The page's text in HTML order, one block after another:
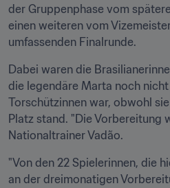
der Gruppenphase vom
einen weiteren vom
umfassenden Finalrunde.
Dabei waren die
die legendäre Marta noch
Torschützinnen war, obwohl
Platz stand. "Die Vorbereitung
Nationaltrainer Vadão.
"Von den 22 Spielerinnen, die
an der dreimonatigen